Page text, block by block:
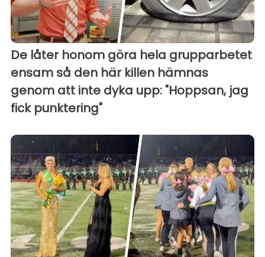
De låter honom göra hela grupparbetet
ensam så den här killen hämnas
genom att inte dyka upp: "Hoppsan, jag
fick punktering"